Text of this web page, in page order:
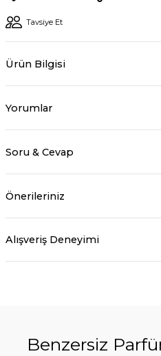
Tavsiye Et
Ürün Bilgisi
Yorumlar
Soru & Cevap
Önerileriniz
Alışveriş Deneyimi
Benzersiz